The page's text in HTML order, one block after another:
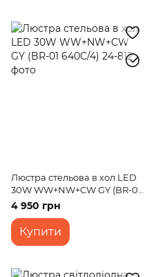
Люстра стельова в хол LED
30W WW+NW+CW GY (BR-01
640C/4)
4 950 грн
Купити